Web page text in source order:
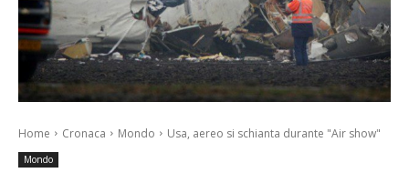
Home Cronaca Mondo Usa, aereo si schianta durante "Air show"
Mondo